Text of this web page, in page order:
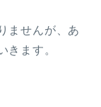
ませんが、あ
きます。